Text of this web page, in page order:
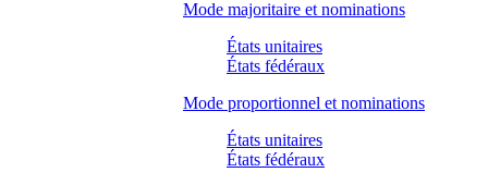
Mode majoritaire et nominations
États unitaires
États fédéraux
Mode proportionnel et nominations
États unitaires
États fédéraux